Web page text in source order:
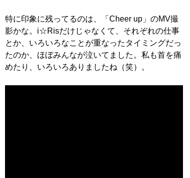
特に印象に残ってるのは、「Cheer up」のMV撮
影かな。i☆Risだけじゃなくて、それぞれの仕事
とか、いろいろなことが重なったタイミングだっ
たのか、ほぼみんなが泣いてました。私も首を痛
めたり、いろいろありましたね（笑）。